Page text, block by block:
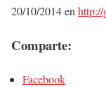
20/10/2014 en
Comparte:
Facebook